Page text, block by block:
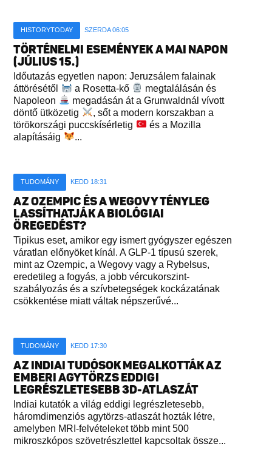
HISTORYTODAY SZERDA 06:05
TÖRTÉNELMI ESEMÉNYEK A MAI NAPON
(JÚLIUS 15.)
Időutazás egyetlen napon: Jeruzsálem falainak
áttörésétől
a Rosetta-kő
megtalálásán és
Napoleon
megadásán át a Grunwaldnál vívott
döntő ütközetig
, sőt a modern korszakban a
törökországi puccskísérletig
és a Mozilla
alapításáig
...
TUDOMÁNY KEDD 18:31
AZ OZEMPIC ÉS A WEGOVY TÉNYLEG
LASSÍTHATJÁK A BIOLÓGIAI
ÖREGEDÉST?
Tipikus eset, amikor egy ismert gyógyszer egészen
váratlan előnyöket kínál. A GLP-1 típusú szerek,
mint az Ozempic, a Wegovy vagy a Rybelsus,
eredetileg a fogyás, a jobb vércukorszint-
szabályozás és a szívbetegségek kockázatának
csökkentése miatt váltak népszerűvé...
TUDOMÁNY KEDD 17:30
AZ INDIAI TUDÓSOK MEGALKOTTÁK AZ
EMBERI AGYTÖRZS EDDIGI
LEGRÉSZLETESEBB 3D-ATLASZÁT
Indiai kutatók a világ eddigi legrészletesebb,
háromdimenziós agytörzs-atlaszát hozták létre,
amelyben MRI-felvételeket több mint 500
mikroszkópos szövetrészlettel kapcsoltak össze...